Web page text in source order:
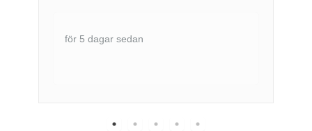
för 5 dagar sedan